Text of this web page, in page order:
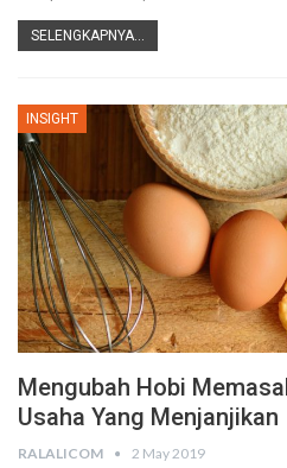
SELENGKAPNYA...
INSIGHT
Mengubah Hobi
Usaha Yang Menjanjikan
RALALICOM 2 May 2019